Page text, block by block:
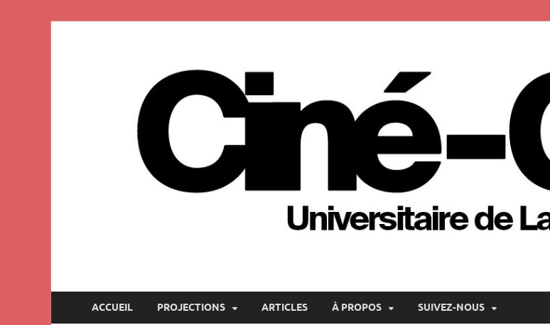
Ciné-club universitaire de Lausanne
ACCUEIL PROJECTIONS ARTICLES À PROPOS SUIVEZ-NOUS